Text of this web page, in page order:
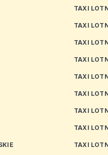
TAXI
TAXI
TAXI
TAXI
TAXI
TAXI
TAXI
TAXI
TAXI